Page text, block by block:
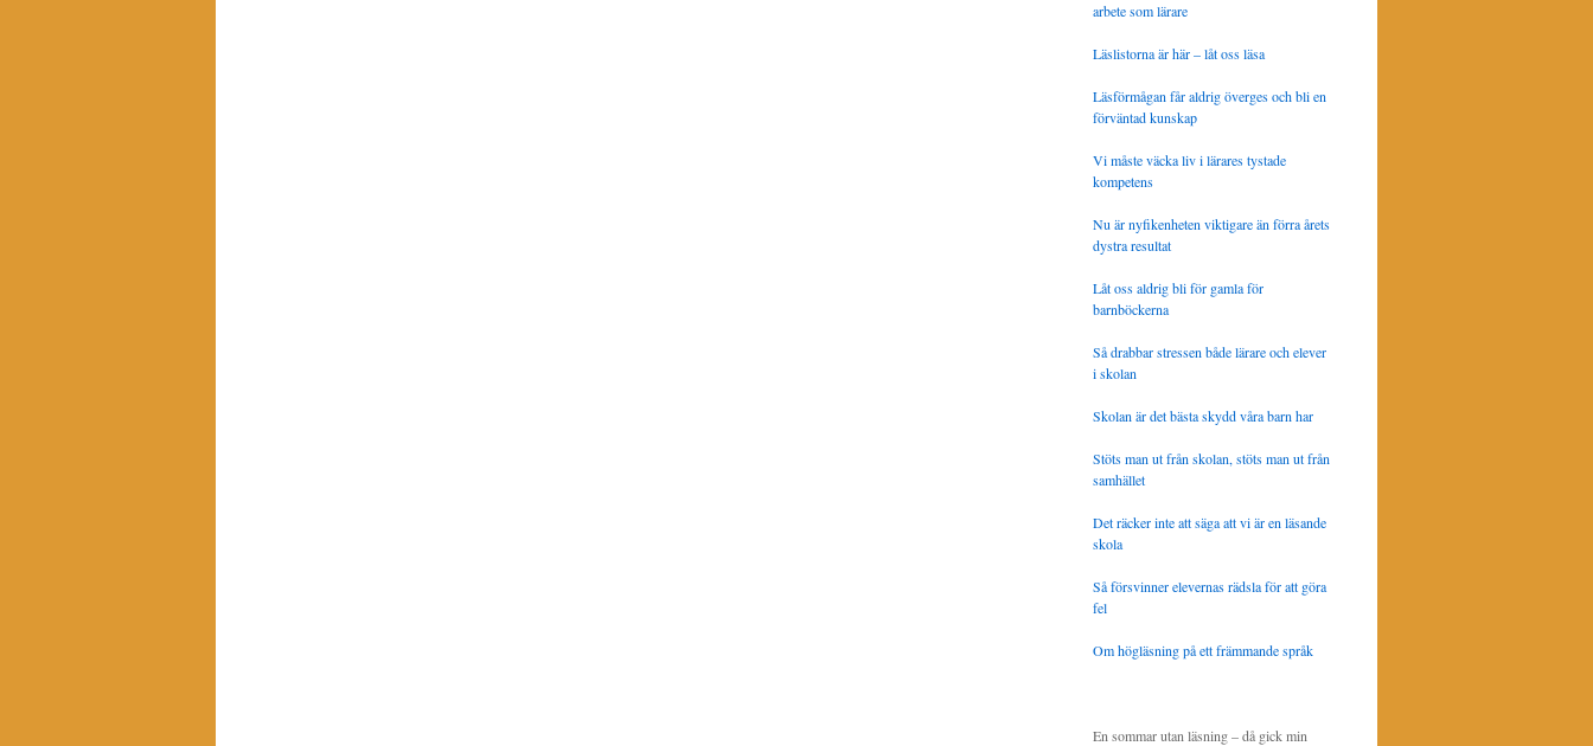
arbete som lärare
Läslistorna är här – låt oss läsa
Läsförmågan får aldrig överges och bli en
förväntad kunskap
Vi måste väcka liv i lärares tystade
kompetens
Nu är nyfikenheten viktigare än förra årets
dystra resultat
Låt oss aldrig bli för gamla för
barnböckerna
Så drabbar stressen både lärare och elever
i skolan
Skolan är det bästa skydd våra barn har
Stöts man ut från skolan, stöts man ut från
samhället
Det räcker inte att säga att vi är en läsande
skola
Så försvinner elevernas rädsla för att göra
fel
Om högläsning på ett främmande språk
En sommar utan läsning – då gick min